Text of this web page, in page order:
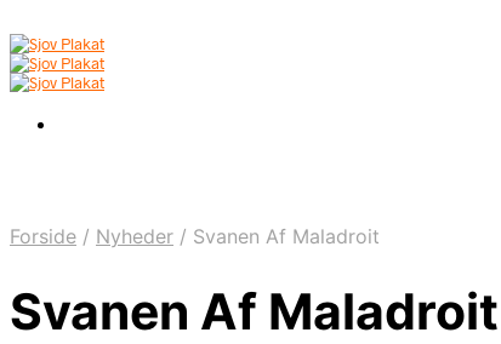
Forside / Nyheder / Svanen Af Maladroit
Svanen Af Maladroit